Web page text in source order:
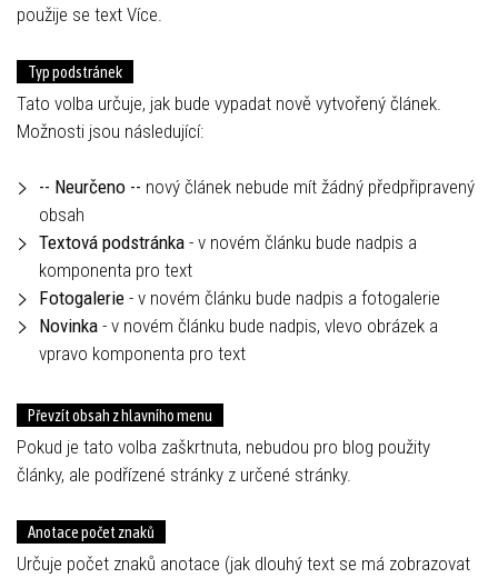
použije se text Více.
Typ podstránek
Tato volba určuje, jak bude vypadat nově vytvořený článek.
Možnosti jsou následující:
-- Neurčeno -- nový článek nebude mít žádný předpřipravený
obsah
Textová podstránka - v novém článku bude nadpis a
komponenta pro text
Fotogalerie - v novém článku bude nadpis a fotogalerie
Novinka - v novém článku bude nadpis, vlevo obrázek a
vpravo komponenta pro text
Převzít obsah z hlavního menu
Pokud je tato volba zaškrtnuta, nebudou pro blog použity
články, ale podřízené stránky z určené stránky.
Anotace počet znaků
Určuje počet znaků anotace (jak dlouhý text se má zobrazovat